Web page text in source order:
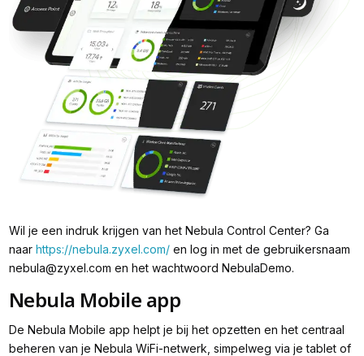
Wil je een indruk krijgen van het Nebula Control Center? Ga
naar https://nebula.zyxel.com/ en log in met de gebruikersnaam
nebula@zyxel.com en het wachtwoord NebulaDemo.
Nebula Mobile app
De Nebula Mobile app helpt je bij het opzetten en het centraal
beheren van je Nebula WiFi-netwerk, simpelweg via je tablet of